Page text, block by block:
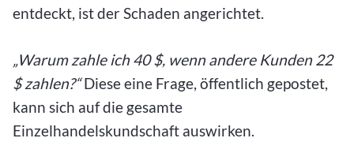
entdeckt, ist der Schaden angerichtet.
„Warum zahle ich 40 $, wenn andere Kunden 22
$ zahlen?“Diese eine Frage, öffentlich gepostet,
kann sich auf die gesamte
Einzelhandelskundschaft auswirken.